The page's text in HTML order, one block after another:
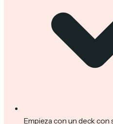
Empieza con un deck